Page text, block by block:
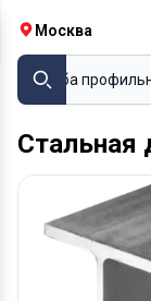
Москва
Труба проф
Стальная